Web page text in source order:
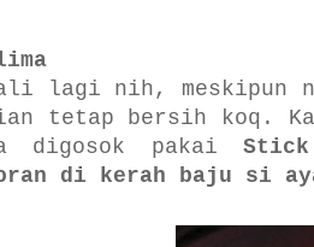
lagi nih, meskipun
tetap bersih koq.
digosok pakai Stick
di kerah baju si